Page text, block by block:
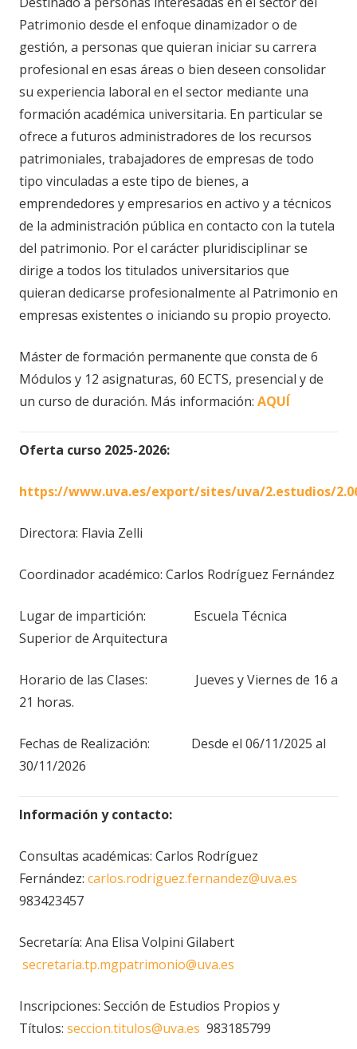
Patrimonio desde el enfoque dinamizador o de
gestión, a personas que quieran iniciar su carrera
profesional en esas áreas o bien deseen consolidar
su experiencia laboral en el sector mediante una
formación académica universitaria. En particular se
ofrece a futuros administradores de los recursos
patrimoniales, trabajadores de empresas de todo
tipo vinculadas a este tipo de bienes, a
emprendedores y empresarios en activo y a técnicos
de la administración pública en contacto con la tutela
del patrimonio. Por el carácter pluridisciplinar se
dirige a todos los titulados universitarios que
quieran dedicarse profesionalmente al Patrimonio en
empresas existentes o iniciando su propio proyecto.
Máster de formación permanente que consta de 6
Módulos y 12 asignaturas, 60 ECTS, presencial y de
un curso de duración. Más información: AQUÍ
Oferta curso 2025-2026:
https://www.uva.es/export/sites/uva/2.estudios/
Directora: Flavia Zelli
Coordinador académico: Carlos Rodríguez Fernández
Lugar de impartición: Escuela Técnica
Superior de Arquitectura
Horario de las Clases: Jueves y Viernes de 16 a
21 horas.
Fechas de Realización: Desde el 06/11/2025 al
30/11/2026
Información y contacto:
Consultas académicas: Carlos Rodríguez
Fernández: carlos.rodriguez.fernandez@uva.es
983423457
Secretaría: Ana Elisa Volpini Gilabert
secretaria.tp.mgpatrimonio@uva.es
Inscripciones: Sección de Estudios Propios y
Títulos: seccion.titulos@uva.es 983185799